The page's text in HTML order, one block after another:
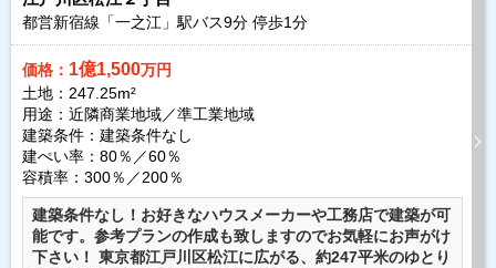
都営新宿線「一之江」駅バス9分 停歩1分
価格： 1億1,500万円
土地：247.25m²
用途：近隣商業地域／準工業地域
建築条件： 建築条件なし
建ぺい率：80％／60％
容積率：300％／200％
建築条件なし！お好きなハウスメーカーや工務店で建築が可
能です。参考プランの作成も致しますのでお気軽にお声がけ
下さい！ 東京都江戸川区松江に広がる、約247平米のゆとり